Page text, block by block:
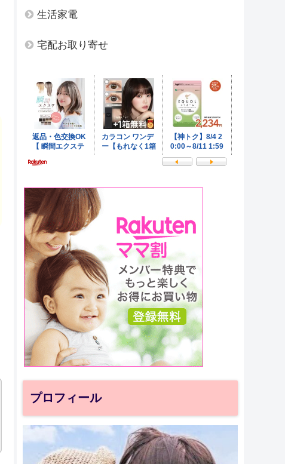
生活家電
宅配お取り寄せ
プロフィール